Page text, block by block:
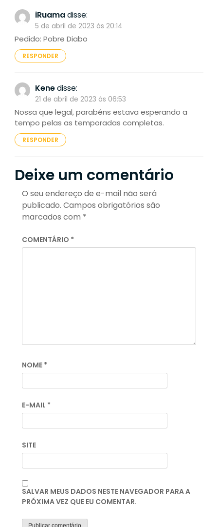
iRuamadisse:
5 de abril de 2023 às 20:14
Pedido: Pobre Diabo
RESPONDER
Kenedisse:
21 de abril de 2023 às 06:53
Nossa que legal, parabéns estava esperando a
tempo pelas as temporadas completas.
RESPONDER
Deixe um comentário
O seu endereço de e-mail não será
publicado. Campos obrigatórios são
marcados com *
COMENTÁRIO *
NOME *
E-MAIL *
SITE
SALVAR MEUS DADOS NESTE NAVEGADOR PARA A
PRÓXIMA VEZ QUE EU COMENTAR.